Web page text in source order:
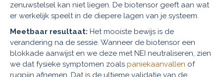
zenuwstelsel kan niet liegen. De biotensor geeft aan wat
er werkelijk speelt in de diepere lagen van je systeem.
Meetbaar resultaat: Het mooiste bewijs is de
verandering na de sessie. Wanneer de biotensor een
blokkade aanwijst en we deze met NEI neutraliseren, zien
we dat fysieke symptomen zoals paniekaanvallen of
rugpijn afnemen. Dat is de ultieme validatie van de